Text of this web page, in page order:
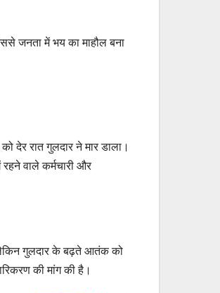
जनता में भय का माहौल बना
देर रात गुलदार ने मार डाला।
वाले कर्मचारी और
गुलदार के बढ़ते आतंक को
की मांग की है।